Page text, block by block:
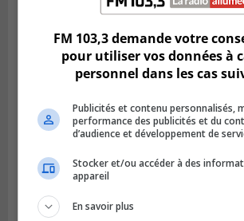
LONGUEUIL
Publié le 6 août 2026 à 11h58
le Défi écrou de roue
FM 103,3 demande votre
pour utiliser vos données à
personnel dans les cas
Publicités et contenu personnalisés,
performance des publicités et du
d’audience et développement de
Stocker et/ou accéder à des
appareil
En savoir plus